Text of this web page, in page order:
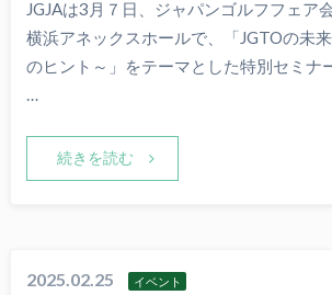
JGJAは3月７日、ジャパンゴルフフェア
横浜アネックスホールで、「JGTOの未
のヒント～」をテーマとした特別セミ
…
続きを読む
2025.02.25 イベント